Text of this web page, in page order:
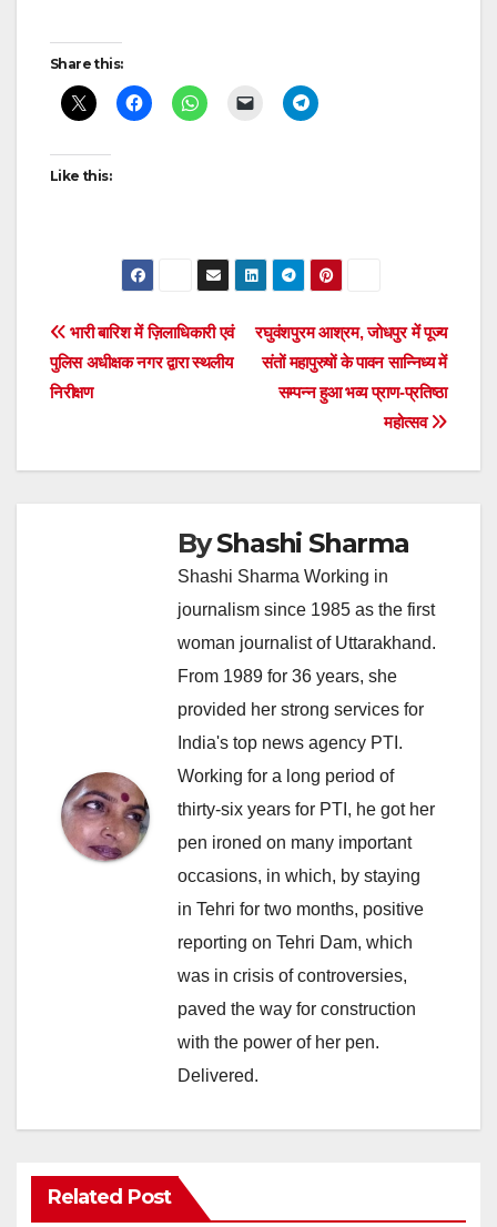
Post
navigation
Share this:
Like this:
Post
navigation
रघुवंशपुरम आश्रम, जोधपुर में पूज्य
संतों महापुरुषों के पावन सान्निध्य में
सम्पन्न हुआ भव्य प्राण-प्रतिष्ठा
महोत्सव
भारी बारिश में ज़िलाधिकारी एवं
पुलिस अधीक्षक नगर द्वारा स्थलीय
निरीक्षण
ByShashi Sharma
Shashi Sharma Working in
journalism since 1985 as the first
woman journalist of Uttarakhand.
From 1989 for 36 years, she
provided her strong services for
India's top news agency PTI.
Working for a long period of
thirty-six years for PTI, he got her
pen ironed on many important
occasions, in which, by staying
in Tehri for two months, positive
reporting on Tehri Dam, which
was in crisis of controversies,
paved the way for construction
with the power of her pen.
Delivered.
Related Post